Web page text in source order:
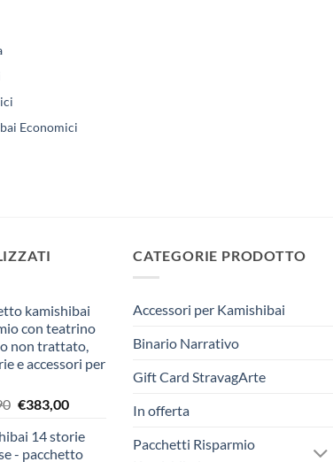
Economici
kamishibai
con teatrino
non trattato,
e accessori per
Il
originale
era:
€383,00Il
attuale
è:
14 storie
- pacchetto
CATEGORIE PRODOTTO
Accessori per Kamishibai
Binario Narrativo
Gift Card StravagArte
In offerta
Pacchetti Risparmio